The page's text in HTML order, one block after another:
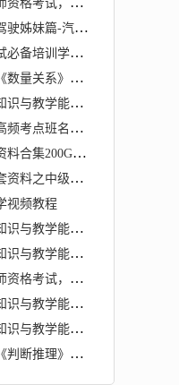
【驾考宝典视频】汽车驾驶姊妹篇-汽车驾驶学习技巧讲堂
全国普通话水平测试考试必备培训学习资料【发音图谱+60篇音频朗读作品 跟读训练】
【公务员国考】魏华刚《数量关系》冲刺班
教师资格证考试，学科知识与教学能力 (初中语文)
事业单位公共基础知识高频考点班名师讲座全25集下载
中级会计课件学习教程资料合集200G（中华、东奥双网校）
会计考试中级会计师全套资料之中级财务管理
视频教程
教师资格证考试，学科知识与教学能力 (初中英语)
教师资格证考试，学科知识与教学能力 (初中数学)
2018下半年，中小学教师资格考试，各学科知识与教学能力试题
教师资格证考试，学科知识与教学能力 (初中历史)
教师资格证考试，学科知识与教学能力 (高中语文)
【公务员国考】蔡金龙《判断推理》冲刺班